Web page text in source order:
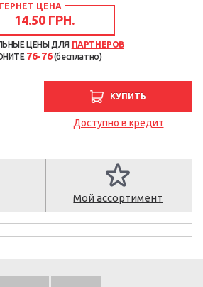
ЦЕНА
14.50 ГРН.
ЦЕНЫ ДЛЯ ПАРТНЕРОВ
76-76(бесплатно)
КУПИТЬ
Доступно в кредит
Мой ассортимент